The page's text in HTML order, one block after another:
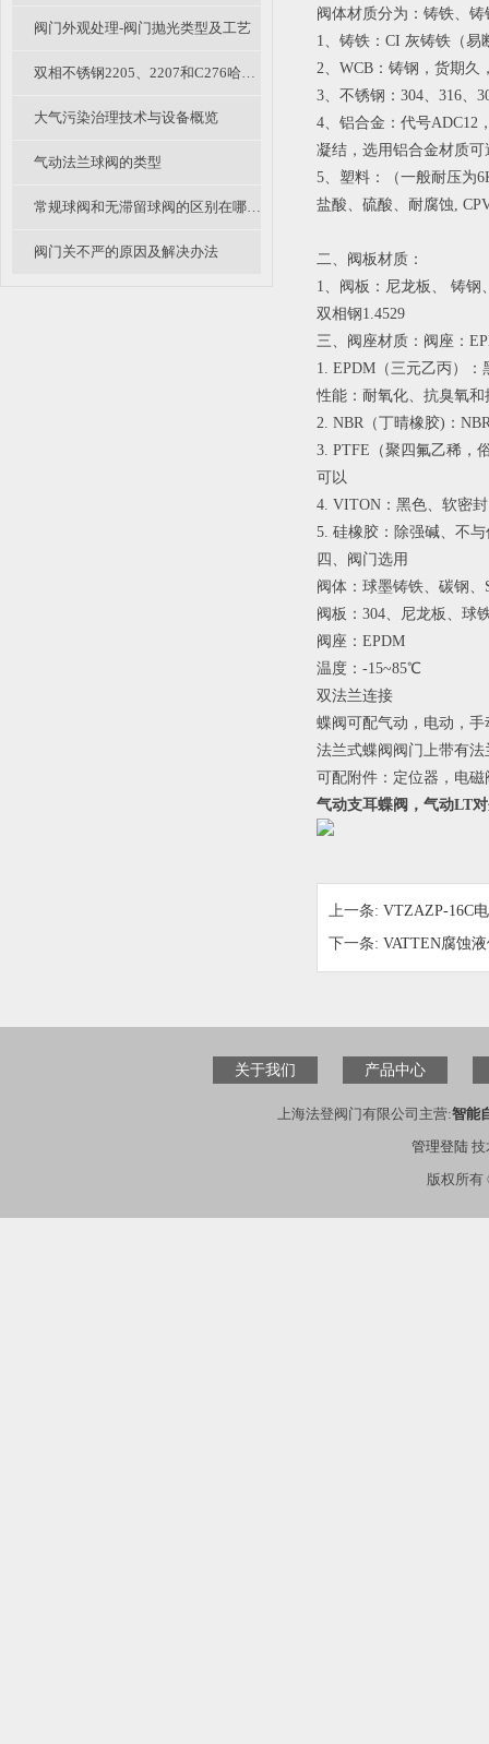
阀门外观处理-阀门抛光类型及工艺
双相不锈钢2205、2207和C276哈氏合金钢耐腐蚀钢材的区别和特点
大气污染治理技术与设备概览
气动法兰球阀的类型
常规球阀和无滞留球阀的区别在哪里呢？
阀门关不严的原因及解决办法
阀体材质分为：铸铁、
1、铸铁：CI 灰铸铁（易
2、WCB：铸钢，货期久
3、不锈钢：304、316、
4、铝合金：代号ADC12
凝结，选用铝合金材质
5、塑料：（一般耐压为
盐酸、硫酸、耐腐蚀,
二、阀板材质：
1、阀板：尼龙板、 铸钢
双相钢1.4529
三、阀座材质：阀座：
1. EPDM（三元乙丙）
性能：耐氧化、抗臭氧
2. NBR（丁晴橡胶)：
3. PTFE（聚四氟乙稀，
可以
4. VITON：黑色、软密
5. 硅橡胶：除强碱、不
四、阀门选用
阀体：球墨铸铁、碳钢、
阀板：304、尼龙板、球
阀座：EPDM
温度：-15~85℃
双法兰连接
蝶阀可配气动，电动，
法兰式蝶阀阀门上带有
可配附件：定位器，电
气动支耳蝶阀，气动LT
上一条: VTZAZP-16C
下一条: VATTEN腐蚀
关于我们 产品中心
上海法登阀门有限公司主营:智能
管理登陆技
版权所